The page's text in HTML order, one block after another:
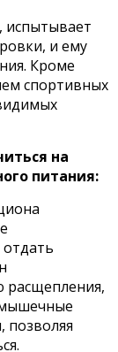
испытывает
и ему
Кроме
спортивных
на
питания:
расщепления,
позволяя